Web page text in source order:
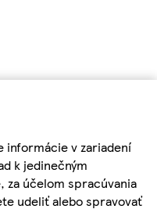
informácie v zariadení
k jedinečným
účelom spracúvania
udeliť alebo spravovať